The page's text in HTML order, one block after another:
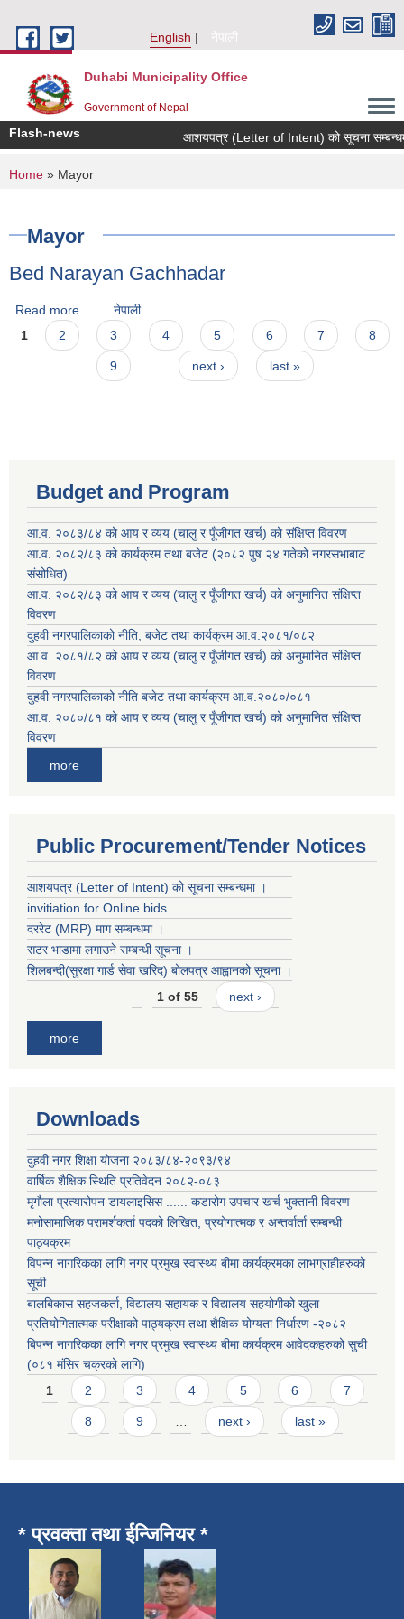
English
नेपाली
Duhabi Municipality Office
Government of Nepal
Flash-news आशयपत्र (Letter of Intent) को सूचना
You are here
Home » Mayor
Mayor
Bed Narayan Gachhadar
Read more about Bed Narayan Gachhadar
नेपाली
Pages
1 2 3 4 5 6 7 8
9 … next › last »
Budget and Program
आ.व. २०८३/८४ को आय र व्यय (चालु र पूँजीगत खर्च) को संक्षिप्त विवरण
आ.व. २०८२/८३ को कार्यक्रम तथा बजेट (२०८२ पुष २४ गतेको नगरसभाबाट
संसोधित)
आ.व. २०८२/८३ को आय र व्यय (चालु र पूँजीगत खर्च) को अनुमानित संक्षिप्त
विवरण
दुहवी नगरपालिकाको नीति, बजेट तथा कार्यक्रम आ.व.२०८१/०८२
आ.व. २०८१/८२ को आय र व्यय (चालु र पूँजीगत खर्च) को अनुमानित संक्षिप्त
विवरण
दुहवी नगरपालिकाको नीति बजेट तथा कार्यक्रम आ.व.२०८०/०८१
आ.व. २०८०/८१ को आय र व्यय (चालु र पूँजीगत खर्च) को अनुमानित संक्षिप्त
विवरण
more
Public Procurement/Tender Notices
आशयपत्र (Letter of Intent) को सूचना सम्बन्धमा ।
invitiation for Online bids
दररेट (MRP) माग सम्बन्धमा ।
सटर भाडामा लगाउने सम्बन्धी सूचना ।
शिलबन्दी(सुरक्षा गार्ड सेवा खरिद) बोलपत्र आह्वानको सूचना ।
1 of 55
next ›
more
Downloads
दुहवी नगर शिक्षा योजना २०८३/८४-२०९३/९४
वार्षिक शैक्षिक स्थिति प्रतिवेदन २०८२-०८३
मृगौला प्रत्यारोपन डायलाइसिस ...... कडारोग उपचार खर्च भुक्तानी विवरण
मनोसामाजिक परामर्शकर्ता पदको लिखित, प्रयोगात्मक र अन्तर्वार्ता सम्बन्धी
पाठ्यक्रम
विपन्न नागरिकका लागि नगर प्रमुख स्वास्थ्य बीमा कार्यक्रमका लाभग्राहीहरुको
सूची
बालबिकास सहजकर्ता, विद्यालय सहायक र विद्यालय सहयोगीको खुला
प्रतियोगितात्मक परीक्षाको पाठ्यक्रम तथा शैक्षिक योग्यता निर्धारण -२०८२
बिपन्न नागरिकका लागि नगर प्रमुख स्वास्थ्य बीमा कार्यक्रम आवेदकहरुको सुची
(०८१ मंसिर चक्रको लागि)
Pages
1 2 3 4 5 6 7
8 9 … next › last »
* प्रवक्ता तथा ईन्जिनियर *